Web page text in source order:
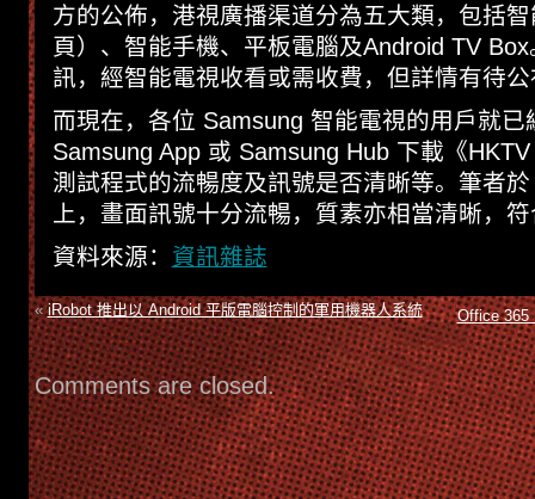
方的公佈，港視廣播渠道分為五大類，包括
頁）、智能手機、平板電腦及Android TV
訊，經智能電視收看或需收費，但詳情有待
而現在，各位 Samsung 智能電視的用戶就已
Samsung App 或 Samsung Hub 下載《
測試程式的流暢度及訊號是否清晰等。筆者
上，畫面訊號十分流暢，質素亦相當清晰，
資料來源： 資訊雜誌
«​iRobot 推出以 Android 平版電腦控制的軍用機器人系統 Office 365
Comments are closed.